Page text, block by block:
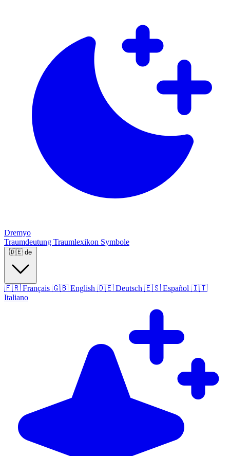
Dremyo
Traumdeutung Traumlexikon Symbole
🇩🇪 de
🇫🇷 Français 🇬🇧 English 🇩🇪 Deutsch 🇪🇸 Español 🇮🇹
Italiano